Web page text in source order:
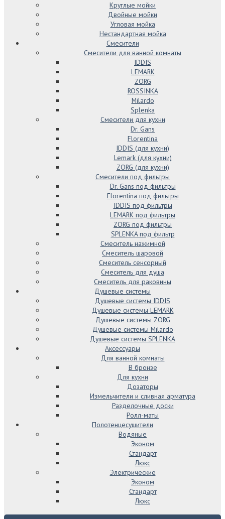
Круглые мойки
Двойные мойки
Угловая мойка
Нестандартная мойка
Смесители
Смесители для ванной комнаты
IDDIS
LEMARK
ZORG
ROSSINKA
Milardo
Splenka
Смесители для кухни
Dr. Gans
Florentina
IDDIS (для кухни)
Lemark (для кухни)
ZORG (для кухни)
Смесители под фильтры
Dr. Gans под фильтры
Florentina под фильтры
IDDIS под фильтры
LEMARK под фильтры
ZORG под фильтры
SPLENKA под фильтр
Смеситель нажимной
Смеситель шаровой
Смеситель сенсорный
Смеситель для душа
Смеситель для раковины
Душевые системы
Душевые системы IDDIS
Душевые системы LEMARK
Душевые системы ZORG
Душевые системы Milardo
Душевые системы SPLENKA
Аксессуары
Для ванной комнаты
В бронзе
Для кухни
Дозаторы
Измельчители и сливная арматура
Разделочные доски
Ролл-маты
Полотенцесушители
Водяные
Эконом
Стандарт
Люкс
Электрические
Эконом
Стандарт
Люкс